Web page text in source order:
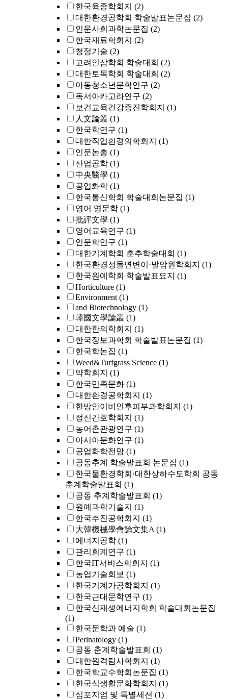
한국육종학회지 (2)
대한환경공학회 학술발표논문집 (2)
인문사회과학논문집 (2)
한국재료학회지 (2)
청정기술 (2)
고려인삼학회 학술대회 (2)
대한토목학회 학술대회 (2)
아동청소년문학연구 (2)
독서아카고라연구 (2)
보건교육건강증진학회지 (1)
人文論叢 (1)
한국학연구 (1)
대한직업환경의학회지 (1)
인문논총 (1)
산업공학 (1)
中央醫學 (1)
공업화학 (1)
한국통신학회 학술대회논문집 (1)
영어 영문학 (1)
批評文學 (1)
영어교육연구 (1)
인문학연구 (1)
대한기계학회 춘추학술대회 (1)
한국환경성돌연변이·발암원학회지 (1)
한국원예학회 학술발표요지 (1)
Horticulture (1)
Environment (1)
and Biotechnology (1)
韓國文學論叢 (1)
대한한의학회지 (1)
한국정보과학회 학술발표논문집 (1)
한국학논집 (1)
Weed&Turfgrass Science (1)
약학회지 (1)
한국민족문화 (1)
대한환경공학회지 (1)
한방안이비인후피부과학회지 (1)
정신간호학회지 (1)
농어촌관광연구 (1)
아시아문화연구 (1)
공업화학전망 (1)
공동추계 학술발표회 논문집 (1)
한국물환경학회·대한상하수도학회 공동
춘계학술발표회 (1)
공동 추계학술발표회 (1)
원예과학기술지 (1)
한국추진공학회지 (1)
大韓機械學會論文集A (1)
에너지공학 (1)
관리회계연구 (1)
한국IT서비스학회지 (1)
농업기술회보 (1)
한국기계가공학회지 (1)
한국근대문학연구 (1)
한국신재생에너지학회 학술대회논문집
(1)
한국문학과 예술 (1)
Perinatology (1)
공동 춘계학술발표회 (1)
대한원격탐사학회지 (1)
한국학교수학회논문집 (1)
한국식생활문화학회지 (1)
심포지엄 및 특별세션 (1)